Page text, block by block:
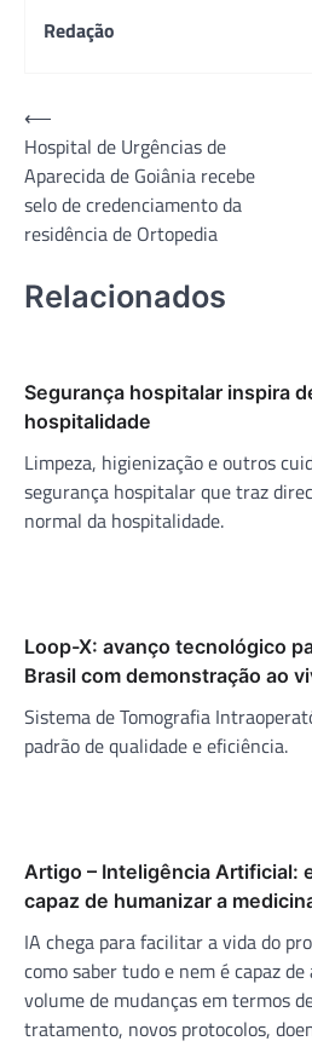
Redação
Navegação
de
Post
⟵
Hospital de Urgências de
Aparecida de Goiânia recebe
selo de credenciamento da
residência de Ortopedia
Relacionados
Segurança hospitalar inspira
hospitalidade
Limpeza, higienização e outros
segurança hospitalar que traz
normal da hospitalidade.
Loop-X: avanço tecnológico
Brasil com demonstração ao
Sistema de Tomografia
padrão de qualidade e eficiência.
Artigo – Inteligência Artificial:
capaz de humanizar a
IA chega para facilitar a vida do
como saber tudo e nem é capaz
volume de mudanças em termos
tratamento, novos protocolos,